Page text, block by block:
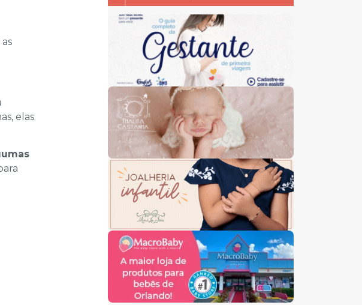
elas